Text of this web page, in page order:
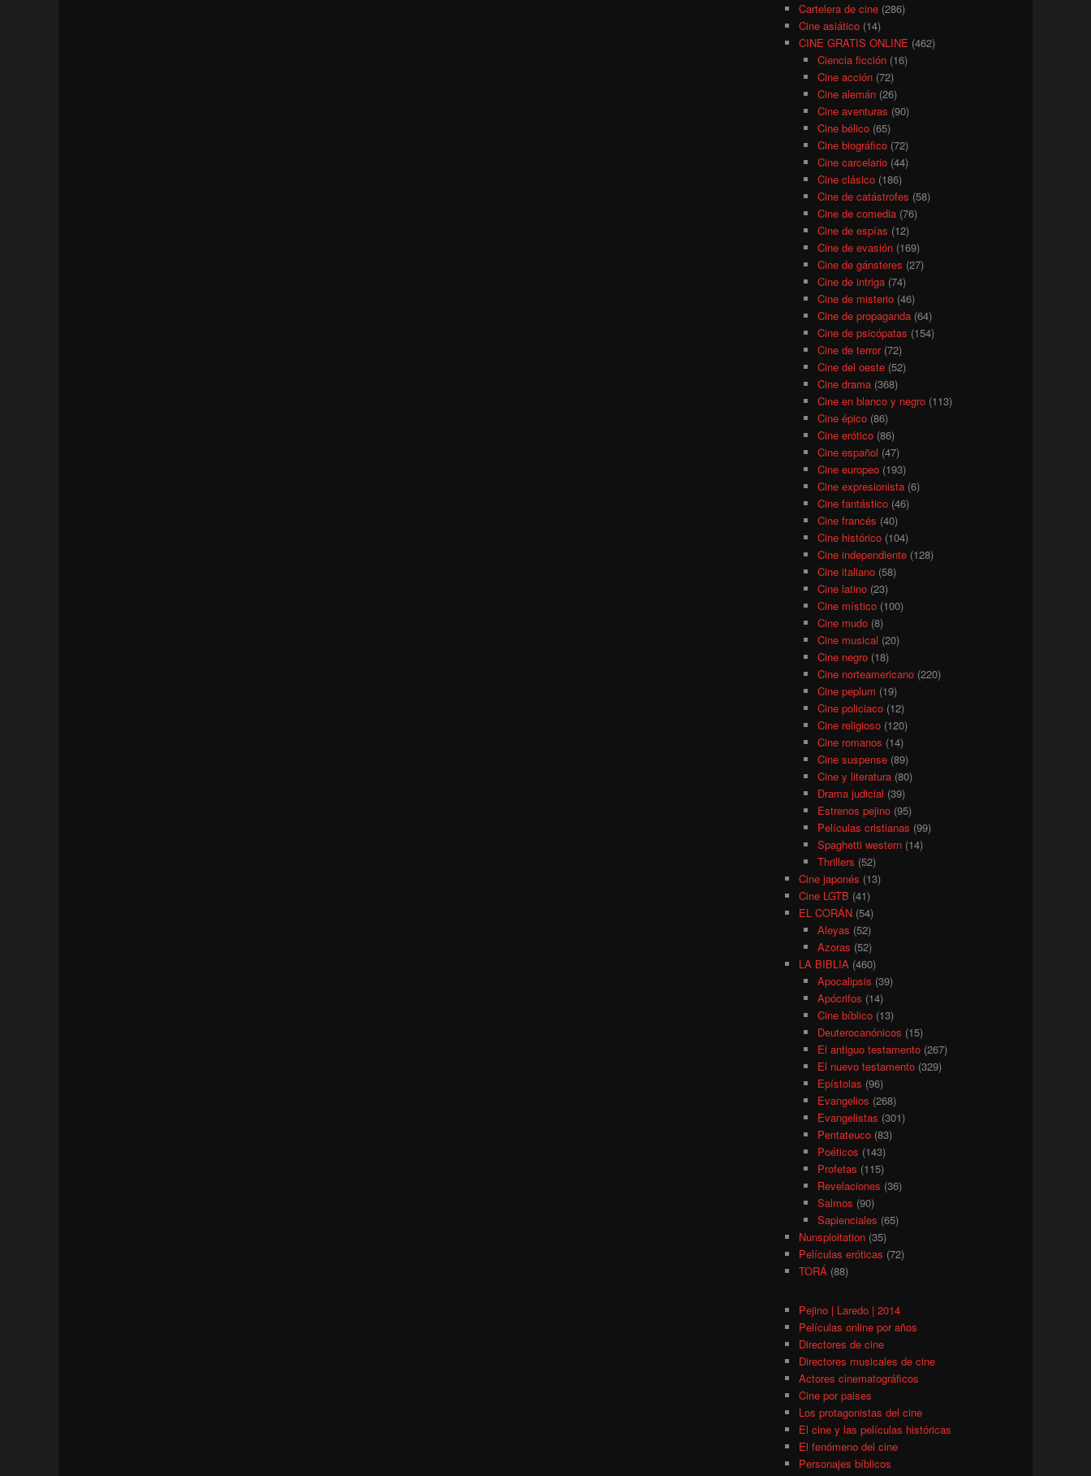
Cartelera de cine (286)
Cine asiático (14)
CINE GRATIS ONLINE (462)
Ciencia ficción(16)
Cine acción(72)
Cine alemán(26)
Cine aventuras (90)
Cine bélico(65)
Cine biográfico(72)
Cine carcelario(44)
Cine clásico(186)
Cine de catástrofes (58)
Cine de comedia(76)
Cine de espías (12)
Cine de evasión(169)
Cine de gánsteres (27)
Cine de intriga(74)
Cine de misterio(46)
Cine de propaganda(64)
Cine de psicópatas (154)
Cine de terror(72)
Cine del oeste(52)
Cine drama(368)
Cine en blanco y negro(113)
Cine épico(86)
Cine erótico(86)
Cine español (47)
Cine europeo(193)
Cine expresionista(6)
Cine fantástico(46)
Cine francés (40)
Cine histórico(104)
Cine independiente(128)
Cine italiano(58)
Cine latino(23)
Cine místico(100)
Cine mudo(8)
Cine musical (20)
Cine negro(18)
Cine norteamericano(220)
Cine peplum (19)
Cine policiaco(12)
Cine religioso(120)
Cine romanos (14)
Cine suspense(89)
Cine y literatura(80)
Drama judicial (39)
Estrenos pejino(95)
Películas cristianas (99)
Spaghetti western(14)
Thrillers (52)
Cine japonés (13)
Cine LGTB (41)
EL CORÁN (54)
Aleyas (52)
Azoras (52)
LA BIBLIA (460)
Apocalipsis (39)
Apócrifos (14)
Cine bíblico(13)
Deuterocanónicos (15)
El antiguo testamento(267)
El nuevo testamento(329)
Epístolas (96)
Evangelios (268)
Evangelistas (301)
Pentateuco(83)
Poéticos (143)
Profetas (115)
Revelaciones (36)
Salmos (90)
Sapienciales (65)
Nunsploitation (35)
Películas eróticas (72)
TORÁ (88)
Pejino | Laredo | 2014
Películas online por años
Directores de cine
Directores musicales de cine
Actores cinematográficos
Cine por paises
Los protagonistas del cine
El cine y las películas históricas
El fenómeno del cine
Personajes bíblicos